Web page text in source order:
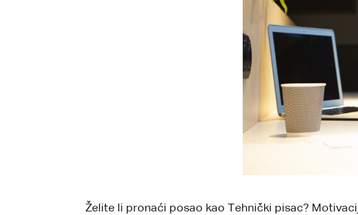
Želite li pronaći posao kao Tehnički pisac?